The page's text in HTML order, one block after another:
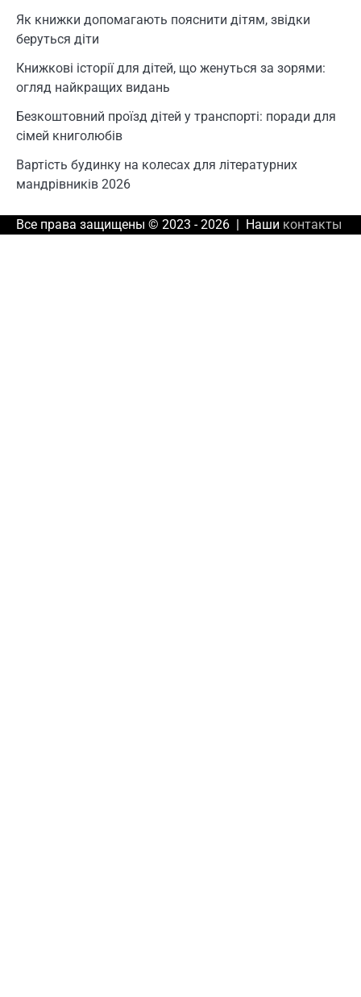
Як книжки допомагають пояснити дітям, звідки
беруться діти
Книжкові історії для дітей, що женуться за зорями:
огляд найкращих видань
Безкоштовний проїзд дітей у транспорті: поради для
сімей книголюбів
Вартість будинку на колесах для літературних
мандрівників 2026
Все права защищены © 2023 - 2026 | Наши контакты